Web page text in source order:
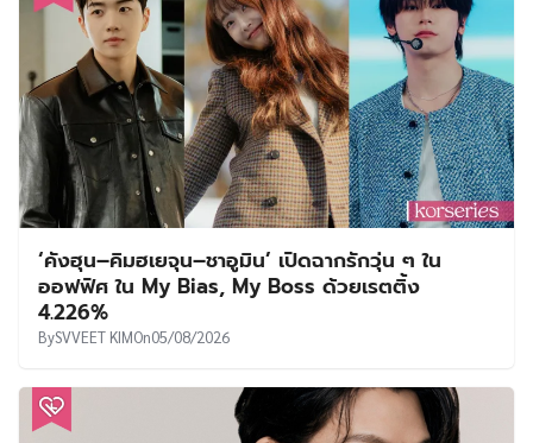
‘คังฮุน–คิมฮเยจุน–ชาอูมิน’ เปิดฉากรักวุ่น ๆ ใน
ออฟฟิศ ใน My Bias, My Boss ด้วยเรตติ้ง
4.226%
BySVVEET KIMOn05/08/2026